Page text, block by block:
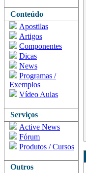
Conteúdo
Apostilas
Artigos
Componentes
Dicas
News
Programas /
Exemplos
Vídeo Aulas
Serviços
Active News
Fórum
Produtos / Cursos
Outros